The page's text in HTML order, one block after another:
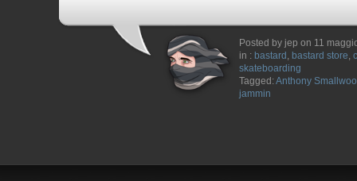
Posted by jep on 11
in : bastard , bastard store,
skateboarding
Tagged: Anthony
jammin